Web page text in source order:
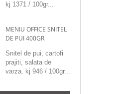
kj 1371 / 100gr...
MENIU OFFICE SNITEL
DE PUI 400GR
Snitel de pui, cartofi
prajiti, salata de
varza. kj 946 / 100gr...